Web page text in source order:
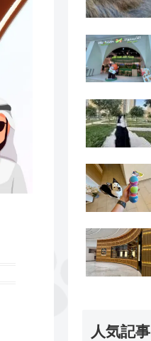
人気記事